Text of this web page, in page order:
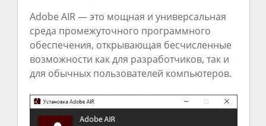
Adobe AIR — это мощная и универсальная
среда промежуточного программного
обеспечения, открывающая бесчисленные
возможности как для разработчиков, так и
для обычных пользователей компьютеров.